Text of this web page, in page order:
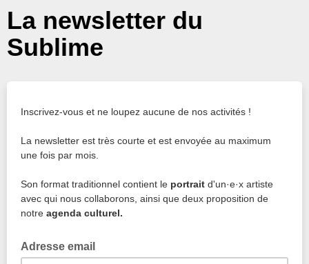
La newsletter du
Sublime
Inscrivez-vous et ne loupez aucune de nos activités !
La newsletter est très courte et est envoyée au maximum
une fois par mois.
Son format traditionnel contient le portrait d'un·e·x artiste
avec qui nous collaborons, ainsi que deux proposition de
notre agenda culturel.
Adresse email